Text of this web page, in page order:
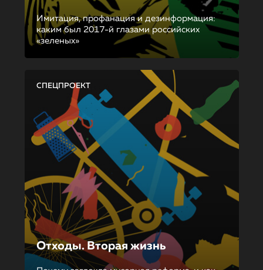
Имитация, профанация и дезинформация:
каким был 2017-й глазами российских
«зеленых»
СПЕЦПРОЕКТ
Отходы. Вторая жизнь